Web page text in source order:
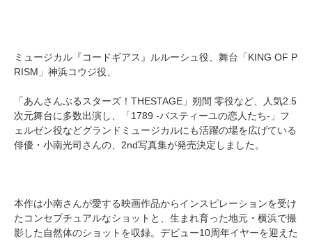
ミュージカル『コードギアス』ルルーシュ役、舞台「KING OF P
RISM」神浜コウジ役、
「あんさんぶるスターズ！THESTAGE」朔間 零役など、人気2.5
次元舞台に多数出演し、「1789 -バスティーユの恋人たち-」フ
ェルゼン役などグランドミュージカルにも活躍の場を広げている
俳優・小南光司さんの、2nd写真集が発売決定しました。
本作は小南さんが愛する映画作品からインスピレーションを受け
たコンセプチュアルなショットと、生まれ育った地元・横浜で撮
影した自然体のショットを収録。デビュー10周年イヤーを迎えた